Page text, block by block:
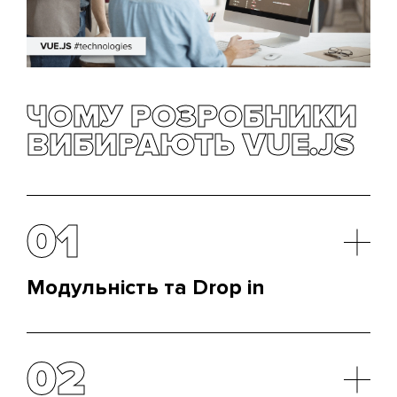
ЧОМУ РОЗРОБНИКИ
ВИБИРАЮТЬ VUE.JS
01
Модульність та Drop in
Одне з головних переваг цього фреймворку —
перевагу відповідає вбудована прив'язка даних, а
інше забезпечує можливість у «два кліки» додати
02